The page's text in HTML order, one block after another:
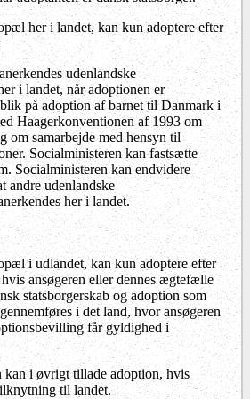
her i landet, kan kun adoptere efter
udenlandske
i landet, når adoptionen er
på adoption af barnet til Danmark i
Haagerkonventionen af 1993 om
om samarbejde med hensyn til
Socialministeren kan fastsætte
Socialministeren kan endvidere
andre udenlandske
her i landet.
i udlandet, kan kun adoptere efter
ansøgeren eller dennes ægtefælle
statsborgerskab og adoption som
i det land, hvor ansøgeren
får gyldighed i
kan i øvrigt tillade adoption, hvis
til landet.